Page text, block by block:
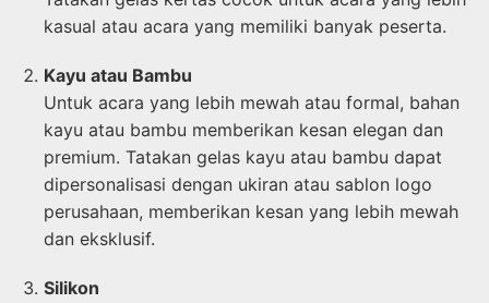
kasual atau acara yang memiliki banyak peserta.
Kayu atau Bambu
Untuk acara yang lebih mewah atau formal, bahan
kayu atau bambu memberikan kesan elegan dan
premium. Tatakan gelas kayu atau bambu dapat
dipersonalisasi dengan ukiran atau sablon logo
perusahaan, memberikan kesan yang lebih mewah
dan eksklusif.
Silikon